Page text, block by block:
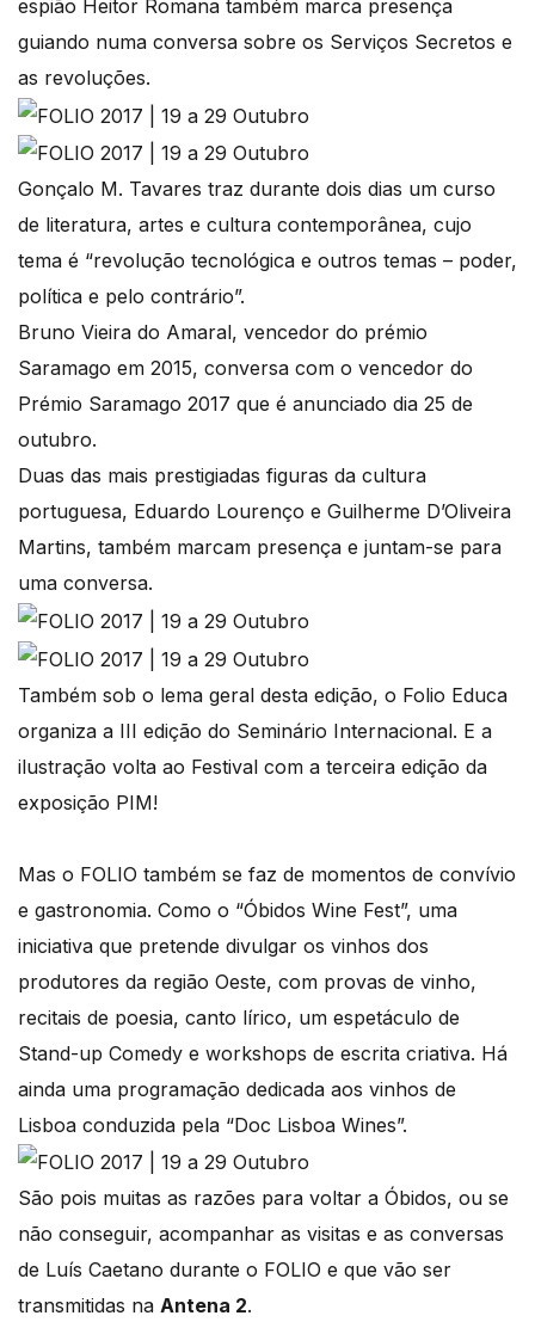
espião Heitor Romana também marca presença
guiando numa conversa sobre os Serviços Secretos e
as revoluções.
Gonçalo M. Tavares traz durante dois dias um curso
de literatura, artes e cultura contemporânea, cujo
tema é “revolução tecnológica e outros temas – poder,
política e pelo contrário”.
Bruno Vieira do Amaral, vencedor do prémio
Saramago em 2015, conversa com o vencedor do
Prémio Saramago 2017 que é anunciado dia 25 de
outubro.
Duas das mais prestigiadas figuras da cultura
portuguesa, Eduardo Lourenço e Guilherme D’Oliveira
Martins, também marcam presença e juntam-se para
uma conversa.
Também sob o lema geral desta edição, o Folio Educa
organiza a III edição do Seminário Internacional. E a
ilustração volta ao Festival com a terceira edição da
exposição PIM!
Mas o FOLIO também se faz de momentos de convívio
e gastronomia. Como o “Óbidos Wine Fest”, uma
iniciativa que pretende divulgar os vinhos dos
produtores da região Oeste, com provas de vinho,
recitais de poesia, canto lírico, um espetáculo de
Stand-up Comedy e workshops de escrita criativa. Há
ainda uma programação dedicada aos vinhos de
Lisboa conduzida pela “Doc Lisboa Wines”.
São pois muitas as razões para voltar a Óbidos, ou se
não conseguir, acompanhar as visitas e as conversas
de Luís Caetano durante o FOLIO e que vão ser
transmitidas na Antena 2.